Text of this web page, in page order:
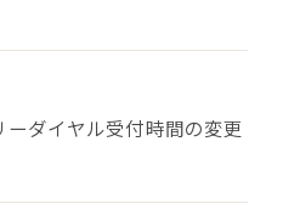
ダイヤル受付時間の変更